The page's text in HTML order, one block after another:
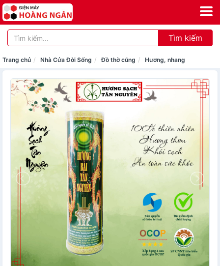
Tìm kiếm
Trang chủ Nhà Cửa Đời Sống Đồ thờ cúng Hương, nhang